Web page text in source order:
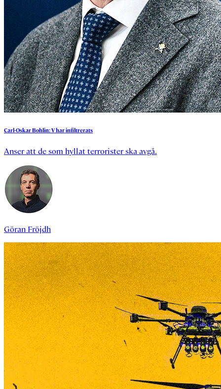
Carl-OskarBohlin:Vharinfiltrerats
Anser att de som hyllat terrorister ska avgå.
Göran Fröjdh